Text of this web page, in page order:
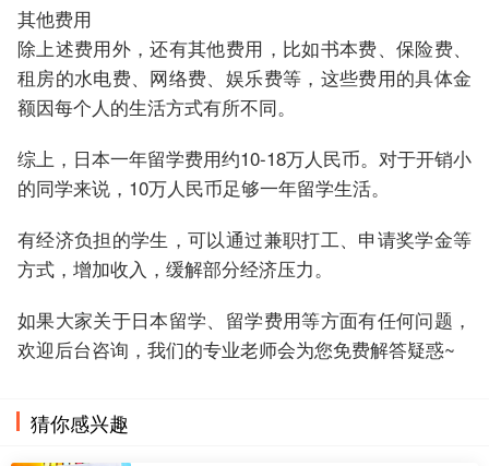
其他费用
除上述费用外，还有其他费用，比如书本费、保险费、
租房的水电费、网络费、娱乐费等，这些费用的具体金
额因每个人的生活方式有所不同。
综上，日本一年留学费用约10-18万人民币。对于开销小
的同学来说，10万人民币足够一年留学生活。
有经济负担的学生，可以通过兼职打工、申请奖学金等
方式，增加收入，缓解部分经济压力。
如果大家关于日本留学、留学费用等方面有任何问题，
欢迎后台咨询，我们的专业老师会为您免费解答疑惑~
猜你感兴趣